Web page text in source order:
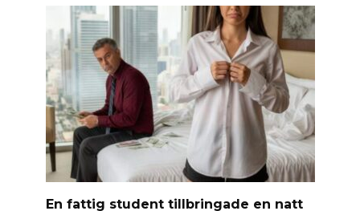
En fattig student tillbringade en natt